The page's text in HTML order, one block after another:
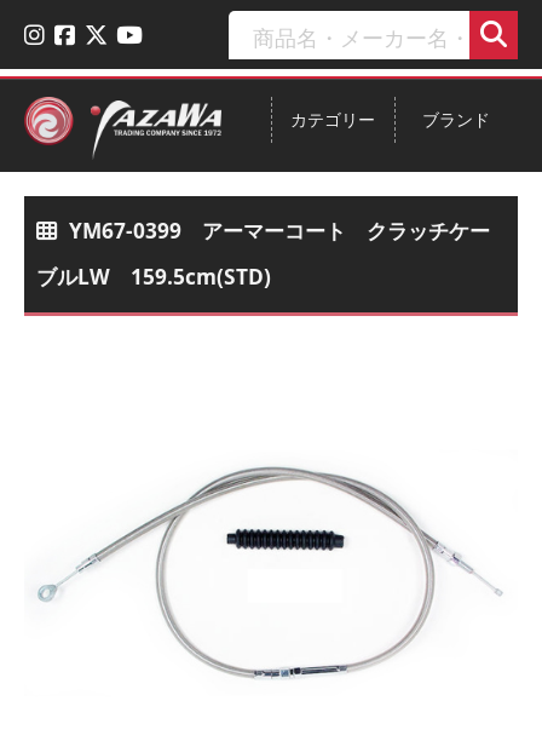
ブランド
カテゴリー
YM67-0399 アーマーコート クラッチケー
ブルLW 159.5cm(STD)